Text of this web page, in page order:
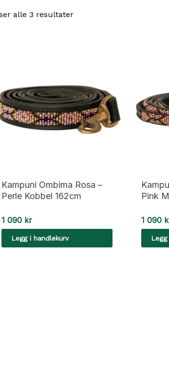
alle 3 resultaterSortert
Kampuni Ombima Rosa –
Perle Kobbel 162cm
1 090 kr
Legg i handlekurv
Pink
1 090
Legg